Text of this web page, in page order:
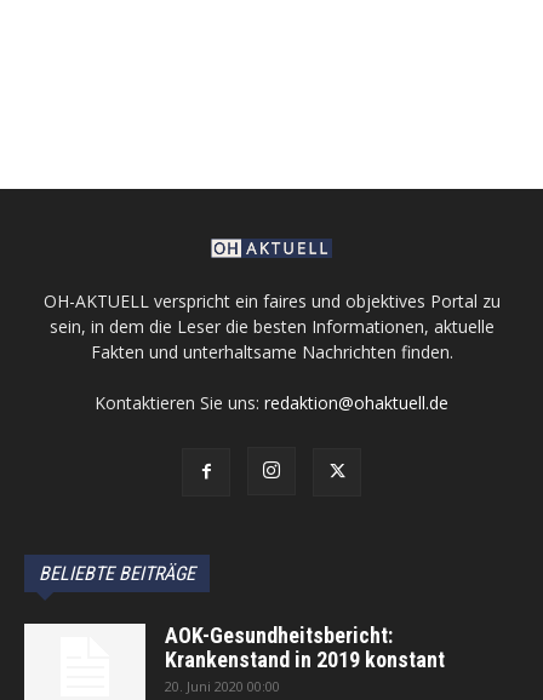
OH-AKTUELL verspricht ein faires und objektives Portal zu
sein, in dem die Leser die besten Informationen, aktuelle
Fakten und unterhaltsame Nachrichten finden.
Kontaktieren Sie uns: redaktion@ohaktuell.de
BELIEBTE BEITRÄGE
AOK-Gesundheitsbericht:
Krankenstand in 2019 konstant
20. Juni 2020 00:00